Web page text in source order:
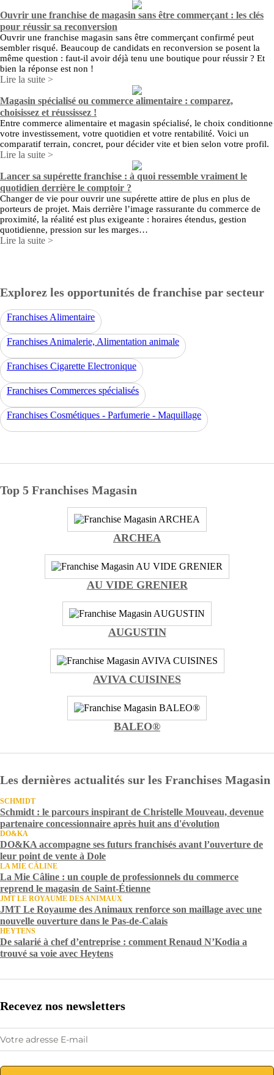
Ouvrir une franchise de magasin sans être commerçant : les clés
pour réussir sa reconversion
Ouvrir une franchise magasin sans être commerçant confirmé peut
sembler risqué. Beaucoup de candidats en reconversion se posent la
même question : faut-il avoir déjà tenu une boutique pour réussir ? Et
bien la réponse est non !
Lire la suite >
Magasin spécialisé ou commerce alimentaire : comparez,
choisissez et réussissez !
Entre commerce alimentaire et magasin spécialisé, le choix conditionne
votre investissement, votre quotidien et votre rentabilité. Voici un
comparatif terrain, concret, pour décider vite et bien selon votre profil.
Lire la suite >
Lancer sa supérette franchise : à quoi ressemble vraiment le
quotidien derrière le comptoir ?
Changer de vie pour ouvrir une supérette attire de plus en plus de
porteurs de projet. Mais derrière l’image rassurante du commerce de
proximité, la réalité est plus exigeante : horaires étendus, gestion
quotidienne, pression sur les marges…
Lire la suite >
Explorez les opportunités de franchise par secteur
Franchises Alimentaire
Franchises Animalerie, Alimentation animale
Franchises Cigarette Electronique
Franchises Commerces spécialisés
Franchises Cosmétiques - Parfumerie - Maquillage
Top 5 Franchises Magasin
ARCHEA
AU VIDE GRENIER
AUGUSTIN
AVIVA CUISINES
BALEO®
Les dernières actualités sur les Franchises Magasin
SCHMIDT
Schmidt : le parcours inspirant de Christelle Mouveau, devenue
partenaire concessionnaire après huit ans d'évolution
DO&KA
DO&KA accompagne ses futurs franchisés avant l’ouverture de
leur point de vente à Dole
LA MIE CÂLINE
La Mie Câline : un couple de professionnels du commerce
reprend le magasin de Saint-Étienne
JMT LE ROYAUME DES ANIMAUX
JMT Le Royaume des Animaux renforce son maillage avec une
nouvelle ouverture dans le Pas-de-Calais
HEYTENS
De salarié à chef d’entreprise : comment Renaud N’Kodia a
trouvé sa voie avec Heytens
Recevez nos newsletters